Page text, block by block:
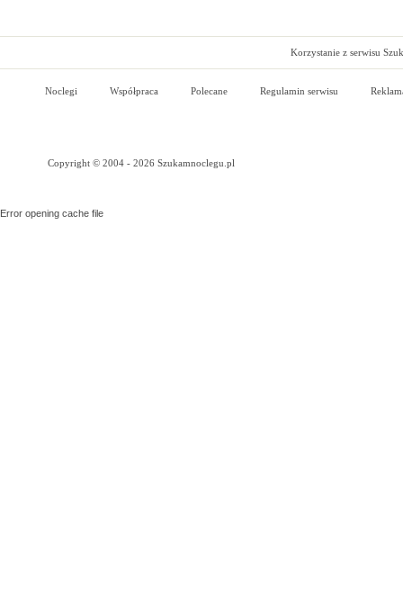
Korzystanie z serwisu
Noclegi Współpraca Polecane Regulamin serwisu
Copyright © 2004 - 2026 Szukamnoclegu.pl
Error opening cache file